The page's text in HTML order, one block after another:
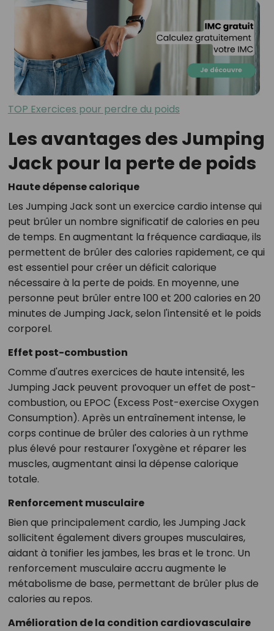
TOP Exercices pour perdre du poids
Les avantages des Jumping
Jack pour la perte de poids
Haute dépense calorique
Les Jumping Jack sont un exercice cardio intense qui
peut brûler un nombre significatif de calories en peu
de temps. En augmentant la fréquence cardiaque, ils
permettent de brûler des calories rapidement, ce qui
est essentiel pour créer un déficit calorique
nécessaire à la perte de poids. En moyenne, une
personne peut brûler entre 100 et 200 calories en 20
minutes de Jumping Jack, selon l'intensité et le poids
corporel.
Effet post-combustion
Comme d'autres exercices de haute intensité, les
Jumping Jack peuvent provoquer un effet de post-
combustion, ou EPOC (Excess Post-exercise Oxygen
Consumption). Après un entraînement intense, le
corps continue de brûler des calories à un rythme
plus élevé pour restaurer l'oxygène et réparer les
muscles, augmentant ainsi la dépense calorique
totale.
Renforcement musculaire
Bien que principalement cardio, les Jumping Jack
sollicitent également divers groupes musculaires,
aidant à tonifier les jambes, les bras et le tronc. Un
renforcement musculaire accru augmente le
métabolisme de base, permettant de brûler plus de
calories au repos.
Amélioration de la condition cardiovasculaire